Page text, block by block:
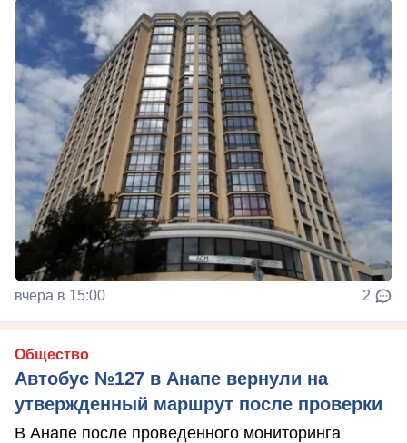
вчера в 15:00 2
Общество
Автобус №127 в Анапе вернули на
утвержденный маршрут после проверки
В Анапе после проведенного мониторинга